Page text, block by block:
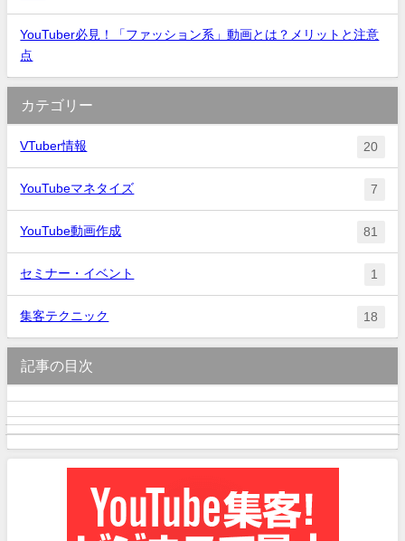
YouTuber必見！「ファッション系」動画とは？メリットと注意
点
カテゴリー
VTuber情報 20
YouTubeマネタイズ 7
YouTube動画作成 81
セミナー・イベント 1
集客テクニック 18
記事の目次